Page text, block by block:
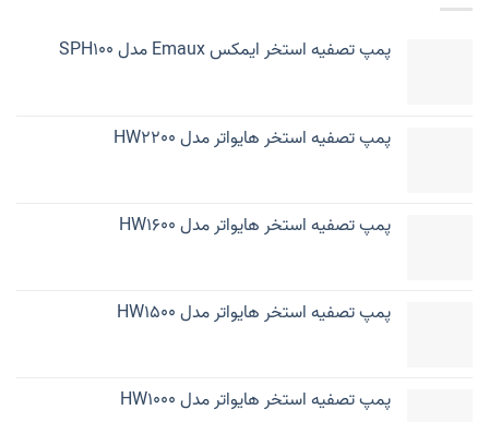
پمپ تصفیه استخر ایمکس Emaux مدل SPH100
پمپ تصفیه استخر هایواتر مدل HW2200
پمپ تصفیه استخر هایواتر مدل HW1600
پمپ تصفیه استخر هایواتر مدل HW1500
پمپ تصفیه استخر هایواتر مدل HW1000